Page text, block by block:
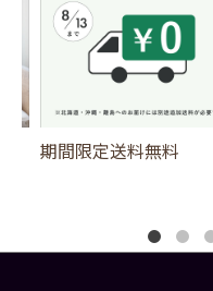
期間限定送料無料